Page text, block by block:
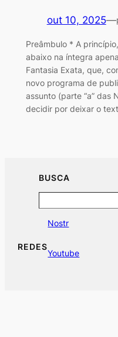
out 10, 2025—
Preâmbulo * A
abaixo na íntegra
Fantasia Exata, que,
novo programa de
assunto (parte “a” das
decidir por deixar o
BUSCA
REDES
Nostr
Youtube